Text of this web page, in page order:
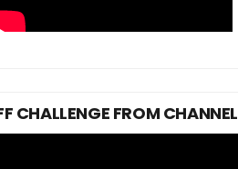
CHALLENGE FROM CHANNEL